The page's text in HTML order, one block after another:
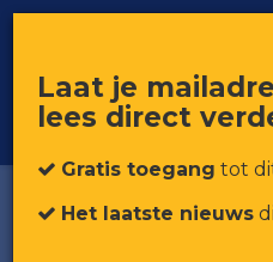
Voor professionals in retail &
Laat je
lees direct
Gratis toegang tot
Het laatste nieuws